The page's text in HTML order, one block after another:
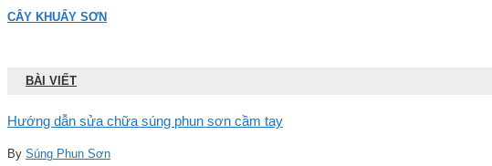
CÂY KHUẤY SƠN
BÀI VIẾT
Hướng dẫn sửa chữa súng phun sơn cầm tay
By Súng Phun Sơn